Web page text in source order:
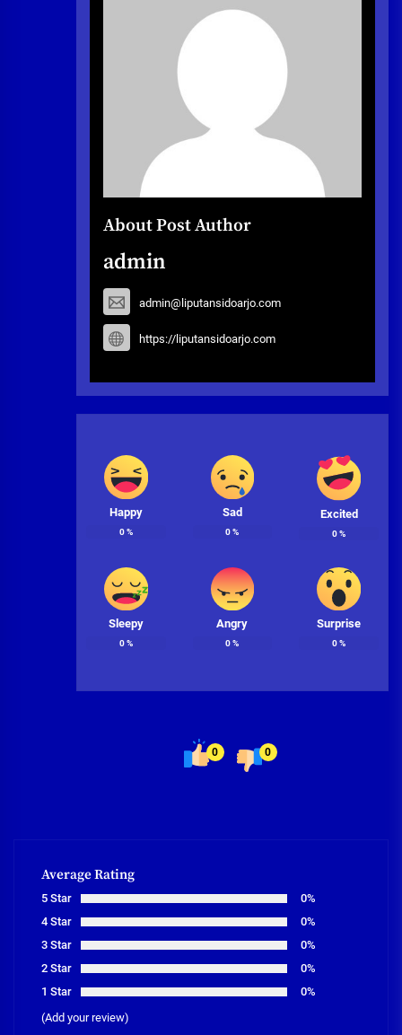
About Post Author
admin
admin@liputansidoarjo.com
https://liputansidoarjo.com
Happy
0%
Sad
0%
Excited
0%
Sleepy
0%
Angry
0%
Surprise
0%
0 0
Average Rating
5 Star
0%
4 Star
0%
3 Star
0%
2 Star
0%
1 Star
0%
(Add your review)